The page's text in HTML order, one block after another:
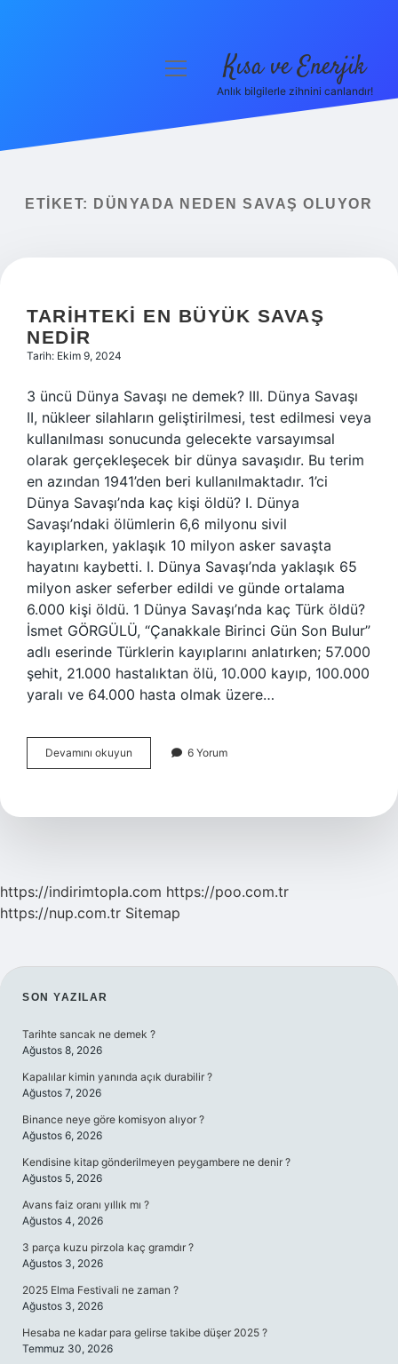
Yasal Uyarı
menüyü
Kısa ve Enerjik
Anlık bilgilerle zihnini canlandır!
ETIKET: DÜNYADA NEDEN SAVAŞ OLUYOR
TARIHTEKI EN BÜYÜK SAVAŞ
NEDIR
Tarih: Ekim 9, 2024
3 üncü Dünya Savaşı ne demek? III. Dünya Savaşı
II, nükleer silahların geliştirilmesi, test edilmesi veya
kullanılması sonucunda gelecekte varsayımsal
olarak gerçekleşecek bir dünya savaşıdır. Bu terim
en azından 1941’den beri kullanılmaktadır. 1’ci
Dünya Savaşı’nda kaç kişi öldü? I. Dünya
Savaşı’ndaki ölümlerin 6,6 milyonu sivil
kayıplarken, yaklaşık 10 milyon asker savaşta
hayatını kaybetti. I. Dünya Savaşı’nda yaklaşık 65
milyon asker seferber edildi ve günde ortalama
6.000 kişi öldü. 1 Dünya Savaşı’nda kaç Türk öldü?
İsmet GÖRGÜLÜ, “Çanakkale Birinci Gün Son Bulur”
adlı eserinde Türklerin kayıplarını anlatırken; 57.000
şehit, 21.000 hastalıktan ölü, 10.000 kayıp, 100.000
yaralı ve 64.000 hasta olmak üzere…
Devamını okuyun Tarihteki
En
Nedir
6 Yorum
https://indirimtopla.com https://poo.com.tr
https://nup.com.tr Sitemap
SIDEBAR
SON YAZILAR
Tarihte sancak ne demek ?
Ağustos 8, 2026
Kapalılar kimin yanında açık durabilir ?
Ağustos 7, 2026
Binance neye göre komisyon alıyor ?
Ağustos 6, 2026
Kendisine kitap gönderilmeyen peygambere ne denir ?
Ağustos 5, 2026
Avans faiz oranı yıllık mı ?
Ağustos 4, 2026
3 parça kuzu pirzola kaç gramdır ?
Ağustos 3, 2026
2025 Elma Festivali ne zaman ?
Ağustos 3, 2026
Hesaba ne kadar para gelirse takibe düşer 2025 ?
Temmuz 30, 2026